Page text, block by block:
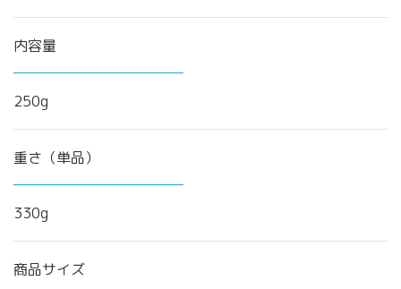
内容量
250g
重さ（単品）
330g
商品サイズ